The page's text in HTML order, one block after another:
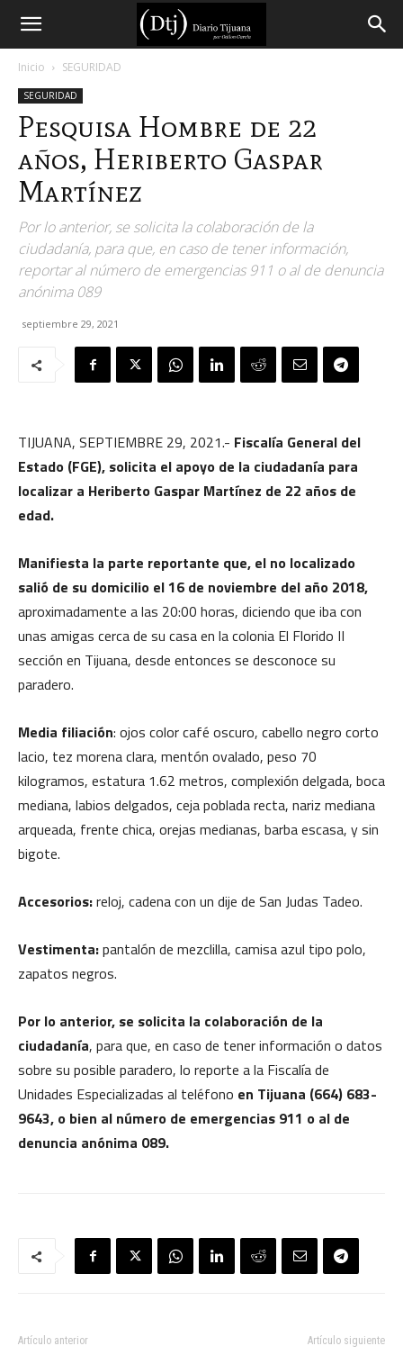
Diario
Tijuana
Inicio SEGURIDAD
SEGURIDAD
Pesquisa Hombre de 22
años, Heriberto Gaspar
Martínez
Por lo anterior, se solicita la colaboración de la
ciudadanía, para que, en caso de tener información,
reportar al número de emergencias 911 o al de denuncia
anónima 089
septiembre 29, 2021
TIJUANA, SEPTIEMBRE 29, 2021.- Fiscalía General del
Estado (FGE), solicita el apoyo de la ciudadanía para
localizar a Heriberto Gaspar Martínez de 22 años de
edad.
Manifiesta la parte reportante que, el no localizado
salió de su domicilio el 16 de noviembre del año 2018,
aproximadamente a las 20:00 horas, diciendo que iba con
unas amigas cerca de su casa en la colonia El Florido II
sección en Tijuana, desde entonces se desconoce su
paradero.
Media filiación: ojos color café oscuro, cabello negro corto
lacio, tez morena clara, mentón ovalado, peso 70
kilogramos, estatura 1.62 metros, complexión delgada, boca
mediana, labios delgados, ceja poblada recta, nariz mediana
arqueada, frente chica, orejas medianas, barba escasa, y sin
bigote.
Accesorios:reloj, cadena con un dije de San Judas Tadeo.
Vestimenta:pantalón de mezclilla, camisa azul tipo polo,
zapatos negros.
Por lo anterior, se solicita la colaboración de la
ciudadanía, para que, en caso de tener información o datos
sobre su posible paradero, lo reporte a la Fiscalía de
Unidades Especializadas al teléfono en Tijuana (664) 683-
9643, o bien al número de emergencias 911 o al de
denuncia anónima 089.
Artículo anterior Artículo siguiente